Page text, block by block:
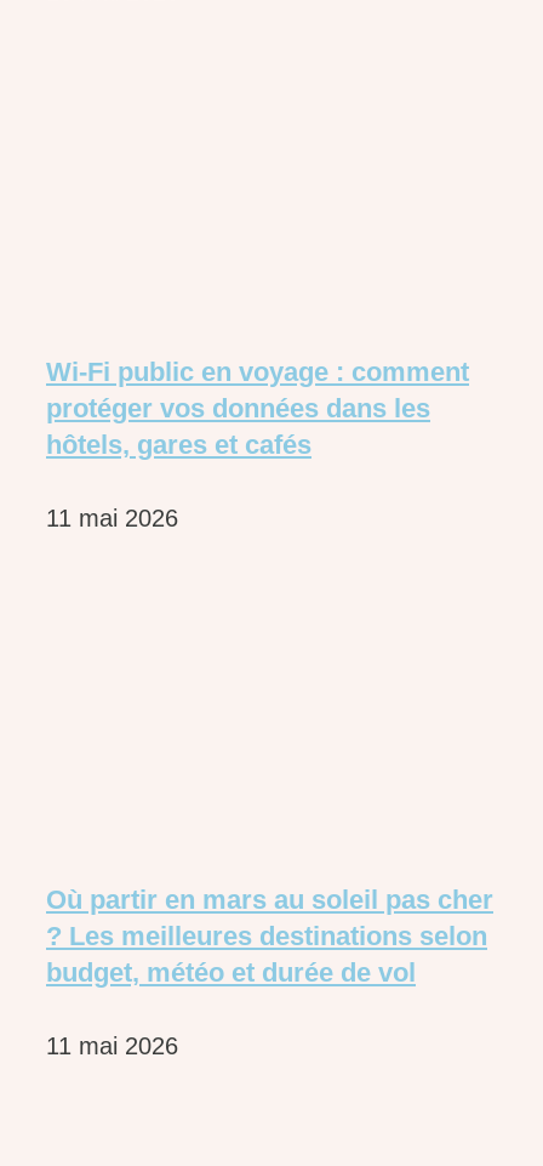
Wi-Fi public en voyage : comment
protéger vos données dans les
hôtels, gares et cafés
11 mai 2026
Où partir en mars au soleil pas cher
? Les meilleures destinations selon
budget, météo et durée de vol
11 mai 2026